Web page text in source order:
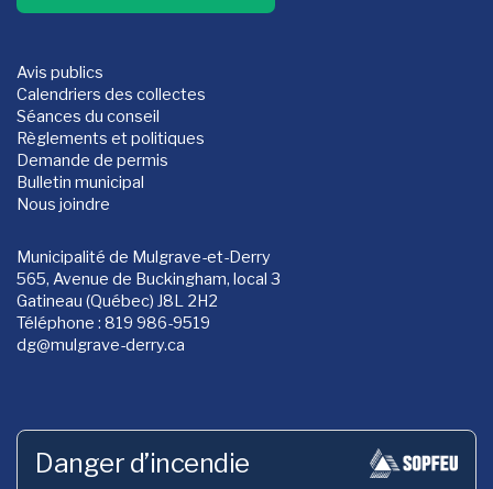
Avis publics
Calendriers des collectes
Séances du conseil
Règlements et politiques
Demande de permis
Bulletin municipal
Nous joindre
Municipalité de Mulgrave-et-Derry
565, Avenue de Buckingham, local 3
Gatineau (Québec) J8L 2H2
Téléphone : 819 986-9519
dg@mulgrave-derry.ca
Danger d’incendie